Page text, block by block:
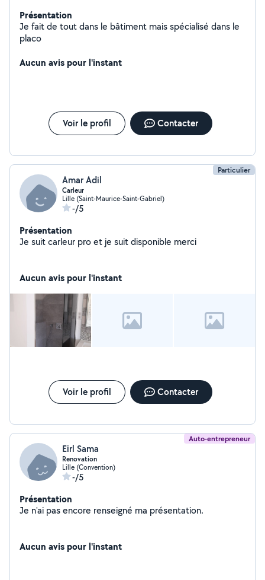
Présentation
Je fait de tout dans le bâtiment mais spécialisé dans le
placo
Aucun avis pour l'instant
Voir le profil Contacter
Particulier
Amar Adil
Carleur
Lille (Saint-Maurice-Saint-Gabriel)
-/5
Présentation
Je suit carleur pro et je suit disponible merci
Aucun avis pour l'instant
Voir le profil Contacter
Auto-entrepreneur
Eirl Sama
Renovation
Lille (Convention)
-/5
Présentation
Je n'ai pas encore renseigné ma présentation.
Aucun avis pour l'instant